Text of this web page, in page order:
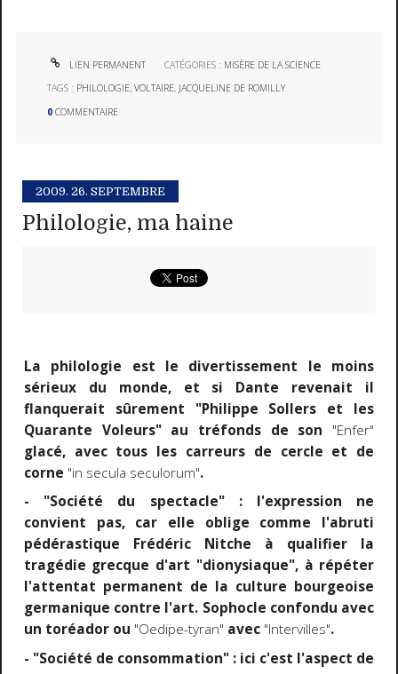
LIEN PERMANENT CATÉGORIES : MISÈRE DE LA SCIENCE
TAGS : PHILOLOGIE,VOLTAIRE, JACQUELINE DE ROMILLY
0 COMMENTAIRE
2009. 26. SEPTEMBRE
Philologie, ma haine
La philologie est le divertissement le moins
sérieux du monde, et si Dante revenait il
flanquerait sûrement "Philippe Sollers et les
Quarante Voleurs" au tréfonds de son "Enfer"
glacé, avec tous les carreurs de cercle et de
corne "in secula seculorum".
- "Société du spectacle" : l'expression ne
convient pas, car elle oblige comme l'abruti
pédérastique Frédéric Nitche à qualifier la
tragédie grecque d'art "dionysiaque", à répéter
l'attentat permanent de la culture bourgeoise
germanique contre l'art. Sophocle confondu avec
un toréador ou "Oedipe-tyran" avec "Intervilles".
- "Société de consommation" : ici c'est l'aspect de